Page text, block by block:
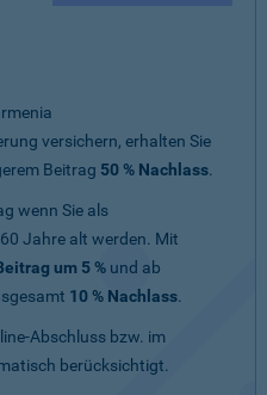
versichern, erhalten Sie
Beitrag 50 % Nachlass.
wenn Sie als
Jahre alt werden. Mit
um 5 % und ab
10 % Nachlass.
Abschluss bzw. im
berücksichtigt.